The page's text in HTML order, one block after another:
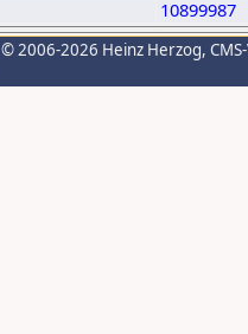
10899987
© 2006-2026 Heinz Herzog,